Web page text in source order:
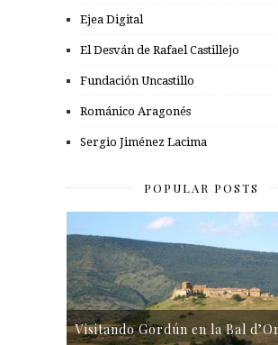
Ejea Digital
El Desván de Rafael Castillejo
Fundación Uncastillo
Románico Aragonés
Sergio Jiménez Lacima
POPULAR POSTS
Visitando Gordún en la Bal